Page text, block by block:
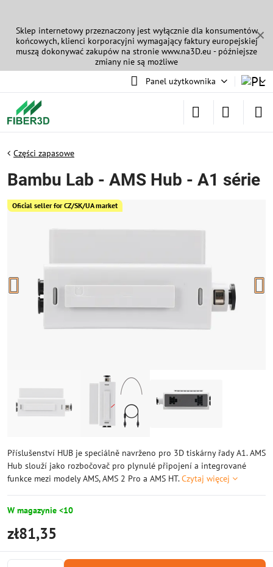
✕
Sklep internetowy przeznaczony jest wyłącznie dla konsumentów
końcowych, klienci korporacyjni wymagający faktury europejskiej
muszą dokonywać zakupów na stronie www.na3D.eu - późniejsze
zmiany nie są możliwe
Panel użytkownika
Oficial seller for CZ/SK/UA market
Części zapasowe
Bambu Lab - AMS Hub - A1 série
Příslušenství HUB je speciálně navrženo pro 3D tiskárny řady A1. AMS
Hub slouží jako rozbočovač pro plynulé připojení a integrované
funkce mezi modely AMS, AMS 2 Pro a AMS HT.Czytaj więcej
W magazynie <10
zł81,35